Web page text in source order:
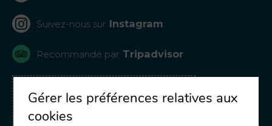
Suivez-nous sur Instagram
Recommandé par Tripadvisor
RECEVOIR DES OFFRES
ET DES PROMOTIONS
Gérer les préférences relatives aux
cookies